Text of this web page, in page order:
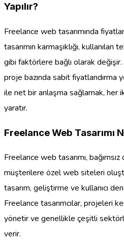
Yapılır?
Freelance web tasarımında
tasarımın karmaşıklığı,
gibi faktörlere bağlı olarak
proje bazında sabit fiyatlandırma
ile net bir anlaşma sağlamak, her
yaratır.
Freelance Web Tasarımı
Freelance web tasarımı, bağımsız
müşterilere özel web siteleri
tasarım, geliştirme ve kullanıcı
Freelance tasarımcılar, projeleri
yönetir ve genellikle çeşitli
verir.